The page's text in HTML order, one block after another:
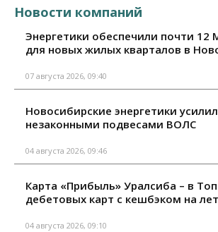
Новости компаний
Энергетики обеспечили почти
для новых жилых кварталов в
07 августа 2026, 09:40
Новосибирские энергетики
незаконными подвесами ВОЛС
04 августа 2026, 09:46
Карта «Прибыль» Уралсиба – в
дебетовых карт с кешбэком на
04 августа 2026, 09:10